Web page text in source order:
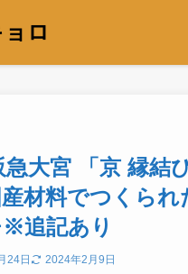
ロ
急大宮 「京 縁結
産材料でつくら
追記あり
24日 2024年2月9日